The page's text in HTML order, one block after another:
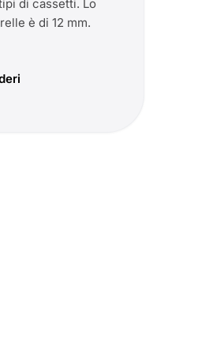
di cassetti. Lo
è di 12 mm.